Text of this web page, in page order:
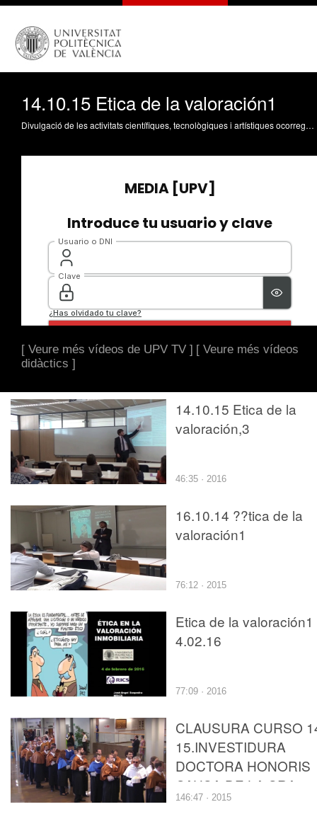
14.10.15 Etica de la valoración1
Divulgació de les activitats científiques, tecnològiques i artístiques ocorregudes en els tres campus de la UPV
[ Veure més vídeos de UPV TV ] [ Veure més vídeos
didàctics ]
14.10.15 Etica de la
valoración,3
46:35 · 2016
16.10.14 ??tica de la
valoración1
76:12 · 2015
Etica de la valoración1
4.02.16
77:09 · 2016
CLAUSURA CURSO
15.INVESTIDURA
DOCTORA HONORIS
CAUSA DE LA SRA.
KATHRYN
146:47 · 2015